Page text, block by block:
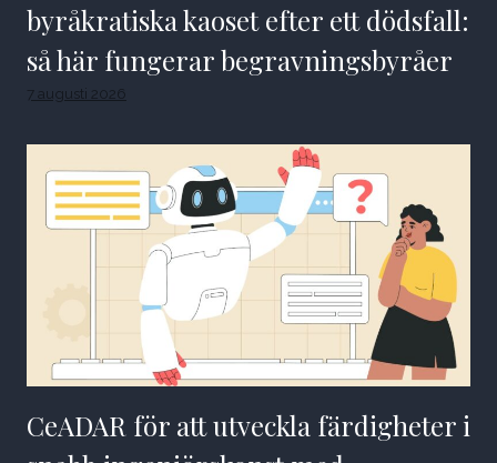
byråkratiska kaoset efter ett dödsfall:
så här fungerar begravningsbyråer
7 augusti 2026
CeADAR för att utveckla färdigheter i